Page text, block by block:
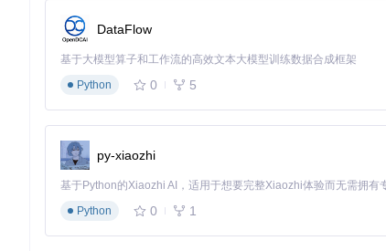
2.1 国际化技术栈选型
Beekeeper Studio采用了现代化的国际化技术栈，实现了高
技术组件
核心国际化框架
与Vue.js深度集
i18next
intl-messageformat
lingui
翻译提取工具 自动识别代码
DataFlow
基于大模型算子和工作流的高效文本大模型训练数据合成框架
Python
0 5
py-xiaozhi
Python
0 1